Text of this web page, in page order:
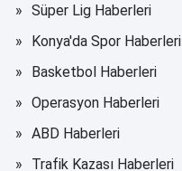
Süper Lig Haberleri
Konya'da Spor Haberleri
Basketbol Haberleri
Operasyon Haberleri
ABD Haberleri
Trafik Kazası Haberleri